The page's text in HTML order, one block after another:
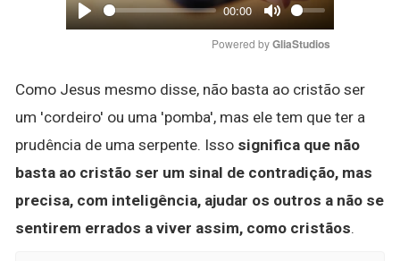
Play
00:00
Mute
Powered by GliaStudios
Como Jesus mesmo disse, não basta ao cristão ser
um 'cordeiro' ou uma 'pomba', mas ele tem que ter a
prudência de uma serpente. Isso significa que não
basta ao cristão ser um sinal de contradição, mas
precisa, com inteligência, ajudar os outros a não se
sentirem errados a viver assim, como cristãos.